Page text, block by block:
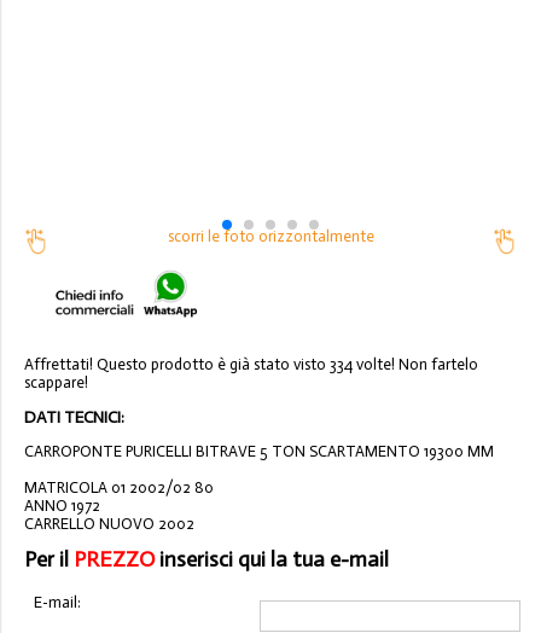
scorri le foto orizzontalmente
Affrettati! Questo prodotto è già stato visto 334 volte! Non fartelo
scappare!
DATI TECNICI:
CARROPONTE PURICELLI BITRAVE 5 TON SCARTAMENTO 19300 MM
MATRICOLA 01 2002/02 80
ANNO 1972
CARRELLO NUOVO 2002
Per il PREZZOinserisci qui la tua e-mail
E-mail: